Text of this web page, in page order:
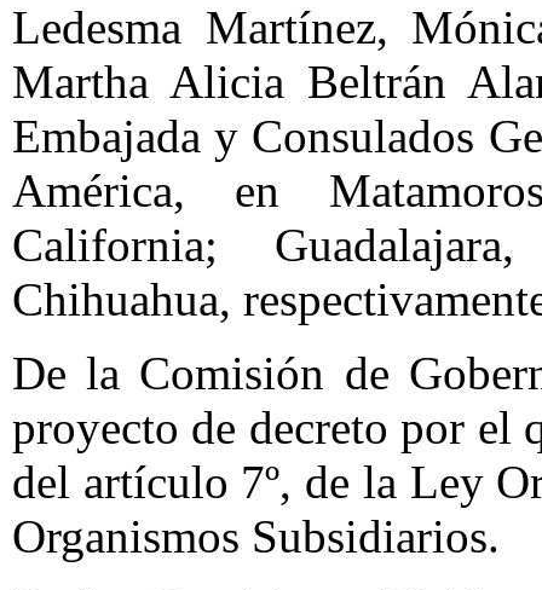
Ledesma Martínez,
Martha Alicia Beltrán
Embajada y Consulados
América, en
California;
Chihuahua,
De la Comisión de
proyecto de decreto por el
del artículo 7º, de la Ley
Organismos Subsidiarios.